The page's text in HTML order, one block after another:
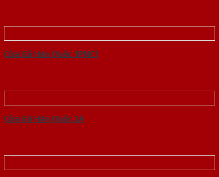
Cửa Gỗ Hàn Quốc 1PNC1
Cửa Gỗ Hàn Quốc 2A